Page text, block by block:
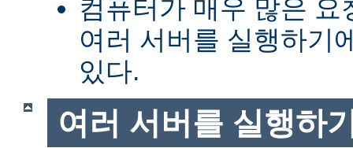
컴퓨터가 매우 많은
여러 서버를 실행하기
있다.
여러 서버를 실행하